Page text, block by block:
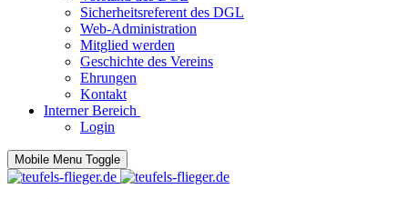
Sicherheitsreferent des DGL
Web-Administration
Mitglied werden
Geschichte des Vereins
Ehrungen
Kontakt
Interner Bereich
Login
Mobile Menu Toggle